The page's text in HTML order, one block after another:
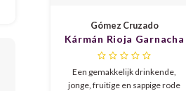
Gómez Cruzado
Kármán Rioja Garnacha
& Tempranillo 2024
Een gemakkelijk drinkende,
jonge, fruitige en sappige rode